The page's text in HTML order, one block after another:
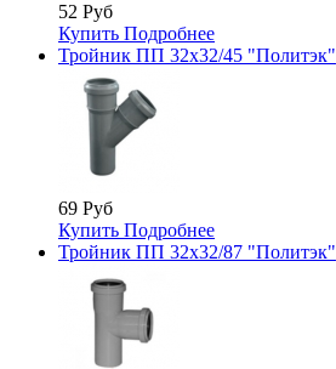
52 Руб
Купить Подробнее
Тройник ПП 32х32/45 "Политэк"
69 Руб
Купить Подробнее
Тройник ПП 32х32/87 "Политэк"